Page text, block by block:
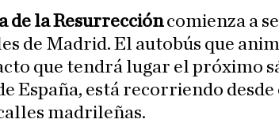
de la Resurreccióncomienza a
de Madrid. El autobús que
que tendrá lugar el próximo
España, está recorriendo desde
madrileñas.